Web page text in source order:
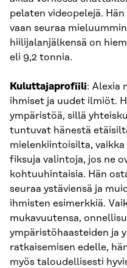
pelaten videopelejä.
vaan seuraa
hiilijalanjälkensä on
eli 9,2 tonnia.
Kuluttajaprofiili: Alexia
ihmiset ja uudet ilmiöt.
ympäristöä, sillä
tuntuvat hänestä
mielenkiintoisilta,
fiksuja valintoja, jos ne
kohtuuhintaisia. Hän
seuraa ystäviensä ja
ihmisten esimerkkiä.
mukavuutensa,
ympäristöhaasteiden ja
ratkaisemisen edelle,
myös taloudellisesti